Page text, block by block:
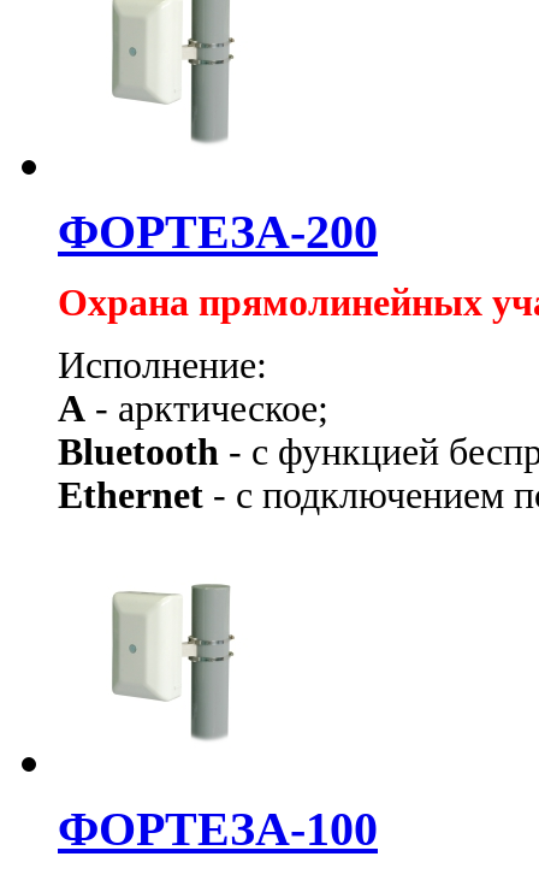
ФОРТЕЗА-200
Охрана прямолинейных
Исполнение:
А - арктическое;
Bluetooth - с функцией
Ethernet - с подключением
ФОРТЕЗА-100